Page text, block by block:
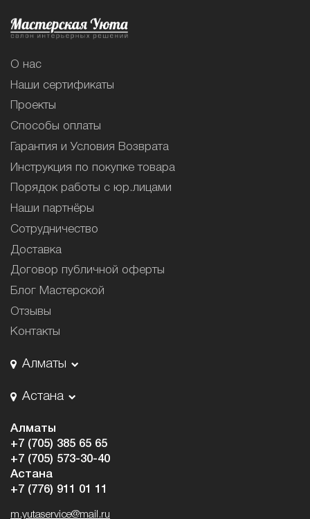
О нас
Наши сертификаты
Проекты
Способы оплаты
Гарантия и Условия Возврата
Инструкция по покупке товара
Порядок работы с юр.лицами
Наши партнёры
Сотрудничество
Доставка
Договор публичной оферты
Блог Мастерской
Отзывы
Контакты
Алматы
Астана
Алматы
+7 (705) 385 65 65
+7 (705) 573-30-40
Астана
+7 (776) 911 01 11
m.yutaservice@mail.ru